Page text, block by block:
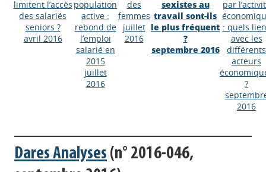
limitent l’accès
des salariés
seniors ?
avril 2016
population
active :
rebond de
l’emploi
salarié en
2015
juillet
2016
des
femmes
juillet
2016
sexistes au
travail sont-ils
le plus fréquent
?
septembre 2016
par
: quels
avec les
différents
acteurs
?
2016
Dares Analyses (n° 2016-046,